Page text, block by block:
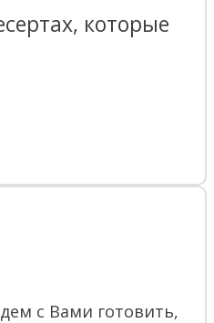
которые
с Вами готовить,